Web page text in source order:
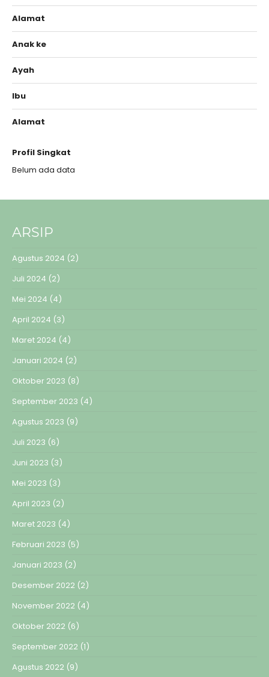
Alamat
Anak ke
Ayah
Ibu
Alamat
Profil Singkat
Belum ada data
ARSIP
Agustus 2024 (2)
Juli 2024 (2)
Mei 2024 (4)
April 2024 (3)
Maret 2024 (4)
Januari 2024 (2)
Oktober 2023 (8)
September 2023 (4)
Agustus 2023 (9)
Juli 2023 (6)
Juni 2023 (3)
Mei 2023 (3)
April 2023 (2)
Maret 2023 (4)
Februari 2023 (5)
Januari 2023 (2)
Desember 2022 (2)
November 2022 (4)
Oktober 2022 (6)
September 2022 (1)
Agustus 2022 (9)